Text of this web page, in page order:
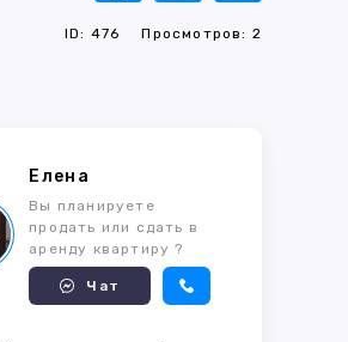
ID: 476 Просмотров: 2
Елена
Вы планируете
продать или сдать в
аренду квартиру ?
Чат